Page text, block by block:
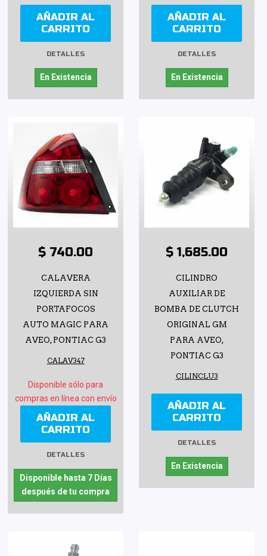
AÑADIR AL
CARRITO
DETALLES
En Existencia
AÑADIR AL
CARRITO
DETALLES
En Existencia
$ 740.00
CALAVERA
IZQUIERDA SIN
PORTAFOCOS
AUTO MAGIC PARA
AVEO, PONTIAC G3
CALAV347
Disponible sólo para
compras en línea con envío
AÑADIR AL
CARRITO
DETALLES
Disponible hasta 7 Días
después de tu compra
$ 1,685.00
CILINDRO
AUXILIAR DE
BOMBA DE CLUTCH
ORIGINAL GM
PARA AVEO,
PONTIAC G3
CILINCLU3
AÑADIR AL
CARRITO
DETALLES
En Existencia